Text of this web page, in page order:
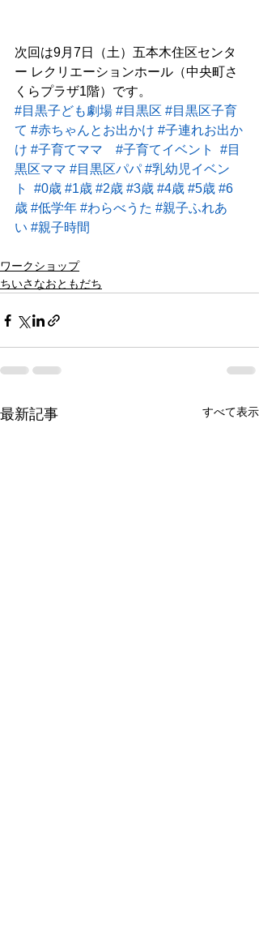
次回は9月7日（土）五本木住区センタ
ー レクリエーションホール（中央町さ
くらプラザ1階）です。
#目黒子ども劇場 #目黒区 #目黒区子育
て #赤ちゃんとお出かけ #子連れお出か
け #子育てママ #子育てイベント
#目
黒区ママ #目黒区パパ #乳幼児イベン
ト
#0歳 #1歳 #2歳 #3歳 #4歳 #5歳 #6
歳 #低学年 #わらべうた #親子ふれあ
い #親子時間
ワークショップ
ちいさなおともだち
最新記事 すべて表示